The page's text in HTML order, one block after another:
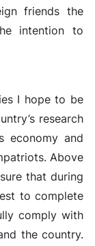
friends the
intention to
I hope to be
research
economy and
Above
that during
to complete
comply with
the country.